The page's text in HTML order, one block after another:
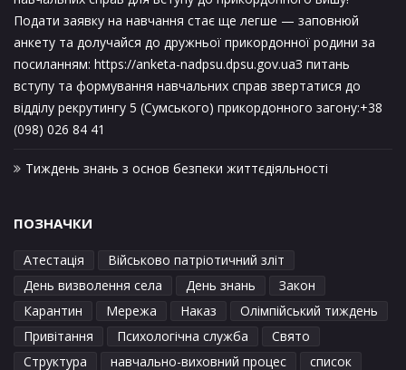
Подати заявку на навчання стає ще легше — заповнюй
анкету та долучайся до дружньої прикордонної родини за
посиланням: https://anketa-nadpsu.dpsu.gov.uaЗ питань
вступу та формування навчальних справ звертатися до
відділу рекрутингу 5 (Сумського) прикордонного загону:+38
(098) 026 84 41
Тиждень знань з основ безпеки життєдіяльності
ПОЗНАЧКИ
Атестація
Військово патріотичний зліт
День визволення села
День знань
Закон
Карантин
Мережа Наказ
Олімпійський тиждень
Привітання
Психологічна служба
Свято
Структура
навчально-виховний процес список